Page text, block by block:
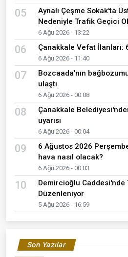
05
Aynalı Çeşme Sokak'ta
Nedeniyle Trafik Geçici
6 Ağu 2026 - 13:22
06 Çanakkale Vefat İlanları:
6 Ağu 2026 - 11:40
07
Bozcaada'nın
ulaştı
6 Ağu 2026 - 00:08
08
Çanakkale
uyarısı
6 Ağu 2026 - 00:04
09
6 Ağustos 2026
hava nasıl olacak?
6 Ağu 2026 - 00:03
10
Demircioğlu Caddesi'nde
Düzenleniyor
5 Ağu 2026 - 16:59
Son Yazılar